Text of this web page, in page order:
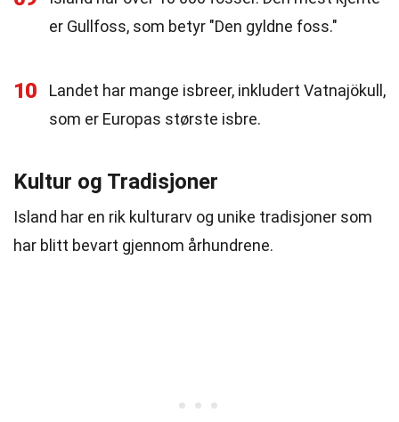
er Gullfoss, som betyr "Den gyldne foss."
10
Landet har mange isbreer, inkludert Vatnajökull,
som er Europas største isbre.
Kultur og Tradisjoner
Island har en rik kulturarv og unike tradisjoner som
har blitt bevart gjennom århundrene.